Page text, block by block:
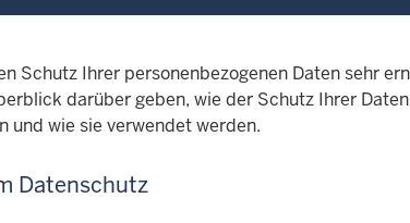
Schutz Ihrer personenbezogenen Daten sehr
darüber geben, wie der Schutz Ihrer
und wie sie verwendet werden.
Datenschutz